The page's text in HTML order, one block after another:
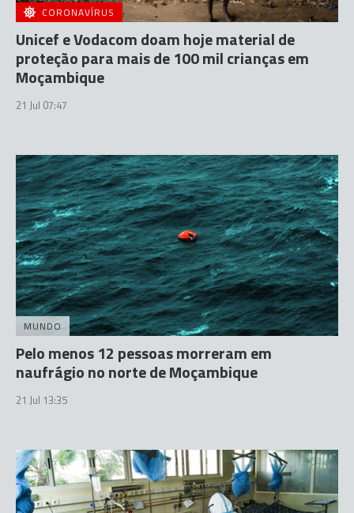
CORONAVÍRUS
Unicef e Vodacom doam hoje material de
proteção para mais de 100 mil crianças em
Moçambique
21 Jul 07:47
MUNDO
Pelo menos 12 pessoas morreram em
naufrágio no norte de Moçambique
21 Jul 13:35